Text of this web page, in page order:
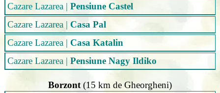
Cazare Lazarea | Pensiune Castel
Cazare Lazarea | Casa Pal
Cazare Lazarea | Casa Katalin
Cazare Lazarea | Pensiune Nagy Ildiko
Borzont (15 km de Gheorgheni)